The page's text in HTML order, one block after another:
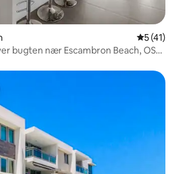
5 ud af 5
5 (41)
bugten nær Escambron Beach, OSJ